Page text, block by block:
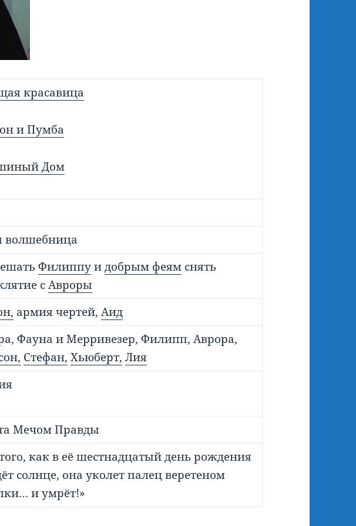
красавица
и Пумба
Дом
волшебница
Филиппуидобрым феямснять
сАвроры
армия чертей, Аид
Фауна и Мерривезер, Филипп, Аврора,
Стефан, Хьюберт, Лия
Мечом Правды
как в её шестнадцатый день рождения
солнце, она уколет палец веретеном
и умрёт!»